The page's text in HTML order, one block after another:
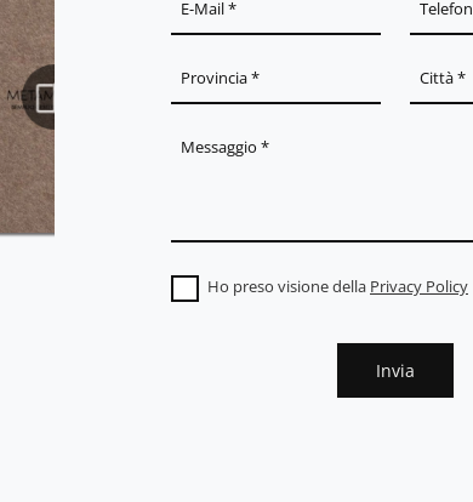
Ho preso visione della Privacy Policy
Invia